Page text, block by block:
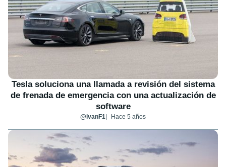
Tesla soluciona una llamada a revisión del sistema
de frenada de emergencia con una actualización de
software
@ivanF1 Hace 5 años